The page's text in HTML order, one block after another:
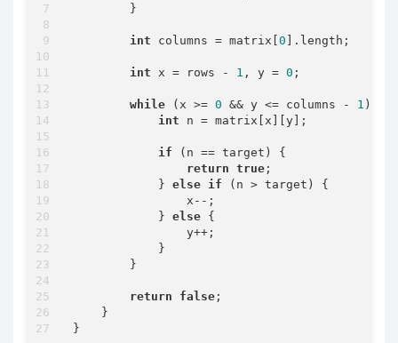
        }
int columns = matrix[0 ].length;
int x = rows - 1 , y = 0 ;
while (x >= 0 && y <= columns - 1 ) {
int n = matrix[x][y];
if (n == target) {
return true ;
            }
else if (n > target) {
                x--;
            }
else {
                y++;
            }
        }
return false ;
    }